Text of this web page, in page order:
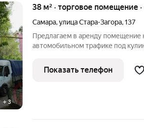
+3
38 м² · торговое помещение
Самара,улица Стара-Загора,137
Предлагаем в аренду
автомобильном трафике под
Стара Загора. Свободная
ставнями на углу
Показать телефон